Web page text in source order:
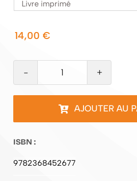
14,00€
quantité
Plafond
AJOUTER AU
ISBN :
9782368452677